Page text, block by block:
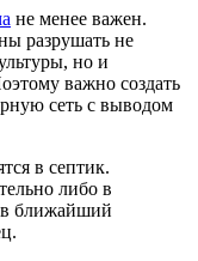
не менее важен.
разрушать не
но и
важно создать
сеть с выводом
в септик.
либо в
в ближайший